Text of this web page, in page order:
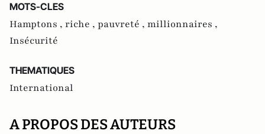
MOTS-CLES
Hamptons , riche , pauvreté , millionnaires ,
Insécurité
THEMATIQUES
International
A PROPOS DES AUTEURS